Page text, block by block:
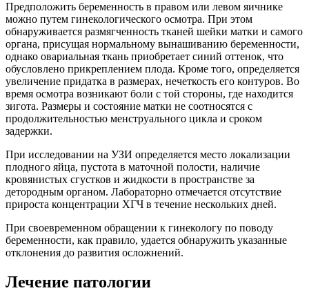
Предположить беременность в правом или левом яичнике
можно путем гинекологического осмотра. При этом
обнаруживается размягченность тканей шейки матки и самого
органа, присущая нормальному вынашиванию беременности,
однако овариальная ткань приобретает синий оттенок, что
обусловлено прикреплением плода. Кроме того, определяется
увеличение придатка в размерах, нечеткость его контуров. Во
время осмотра возникают боли с той стороны, где находится
зигота. Размеры и состояние матки не соотносятся с
продолжительностью менструального цикла и сроком
задержки.
При исследовании на УЗИ определяется место локализации
плодного яйца, пустота в маточной полости, наличие
кровянистых сгустков и жидкости в пространстве за
детородным органом. Лабораторно отмечается отсутствие
прироста концентрации ХГЧ в течение нескольких дней.
При своевременном обращении к гинекологу по поводу
беременности, как правило, удается обнаружить указанные
отклонения до развития осложнений.
Лечение патологии